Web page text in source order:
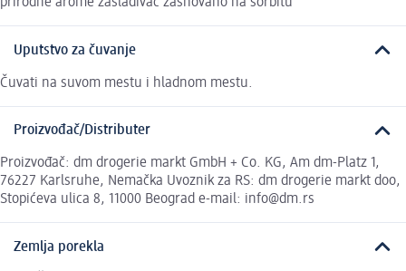
prirodne arome zaslađivač zasnovano na sorbitu
Uputstvo za čuvanje
Čuvati na suvom mestu i hladnom mestu.
Proizvođač/Distributer
Proizvođač: dm drogerie markt GmbH + Co. KG, Am dm-Platz 1,
76227 Karlsruhe, Nemačka Uvoznik za RS: dm drogerie markt doo,
Stopićeva ulica 8, 11000 Beograd e-mail: info@dm.rs
Zemlja porekla